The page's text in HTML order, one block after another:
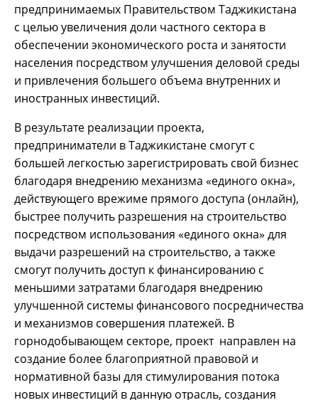
предпринимаемых Правительством Таджикистана
с целью увеличения доли частного сектора в
обеспечении экономического роста и занятости
населения посредством улучшения деловой среды
и привлечения большего объема внутренних и
иностранных инвестиций.
В результате реализации проекта,
предприниматели в Таджикистане смогут с
большей легкостью зарегистрировать свой бизнес
благодаря внедрению механизма «единого окна»,
действующего врежиме прямого доступа (онлайн),
быстрее получить разрешения на строительство
посредством использования «единого окна» для
выдачи разрешений на строительство, а также
смогут получить доступ к финансированию с
меньшими затратами благодаря внедрению
улучшенной системы финансового посредничества
и механизмов совершения платежей. В
горнодобывающем секторе, проект направлен на
создание более благоприятной правовой и
нормативной базы для стимулирования потока
новых инвестиций в данную отрасль, создания